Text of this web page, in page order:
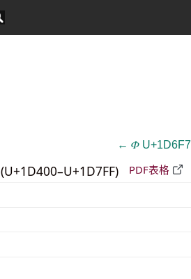
← 𝛷 U+1D6F7
(U+1D400–U+1D7FF) PDF表格